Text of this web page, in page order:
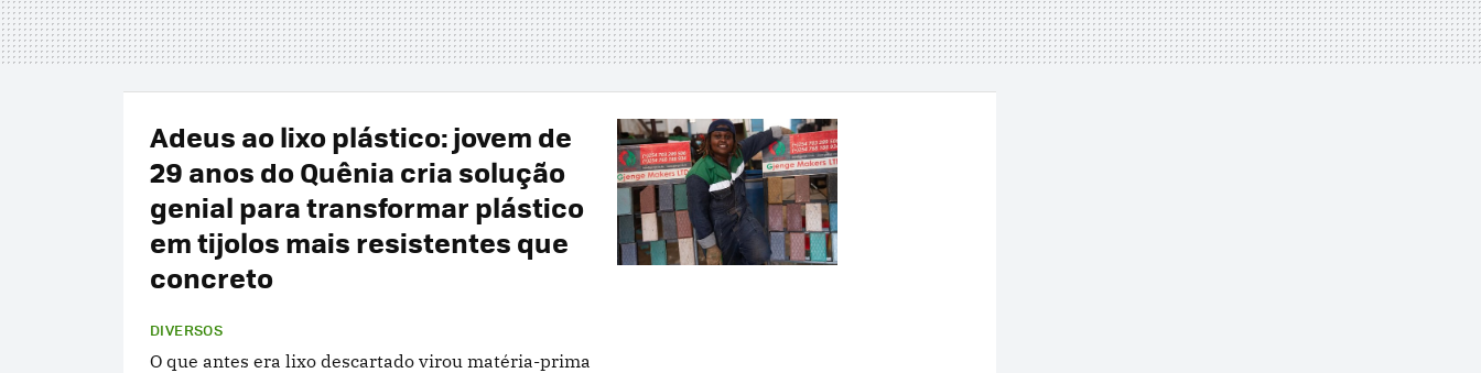
Adeus ao lixo plástico: jovem de
29 anos do Quênia cria solução
genial para transformar plástico
em tijolos mais resistentes que
concreto
DIVERSOS
O que antes era lixo descartado virou matéria-prima